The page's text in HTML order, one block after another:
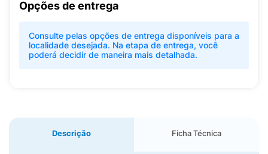
Opções de entrega
Consulte pelas opções de entrega disponíveis para a
localidade desejada. Na etapa de entrega, você
poderá decidir de maneira mais detalhada.
Descrição Ficha Técnica